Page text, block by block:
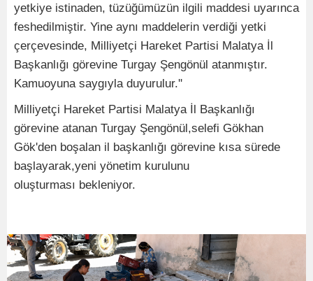
yetkiye istinaden, tüzüğümüzün ilgili maddesi uyarınca
feshedilmiştir. Yine aynı maddelerin verdiği yetki
çerçevesinde, Milliyetçi Hareket Partisi Malatya İl
Başkanlığı görevine Turgay Şengönül atanmıştır.
Kamuoyuna saygıyla duyurulur.''
Milliyetçi Hareket Partisi Malatya İl Başkanlığı
görevine atanan Turgay Şengönül,selefi Gökhan
Gök'den boşalan il başkanlığı görevine kısa sürede
başlayarak,yeni yönetim kurulunu
oluşturması bekleniyor.